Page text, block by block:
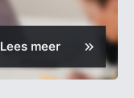
Lees meer